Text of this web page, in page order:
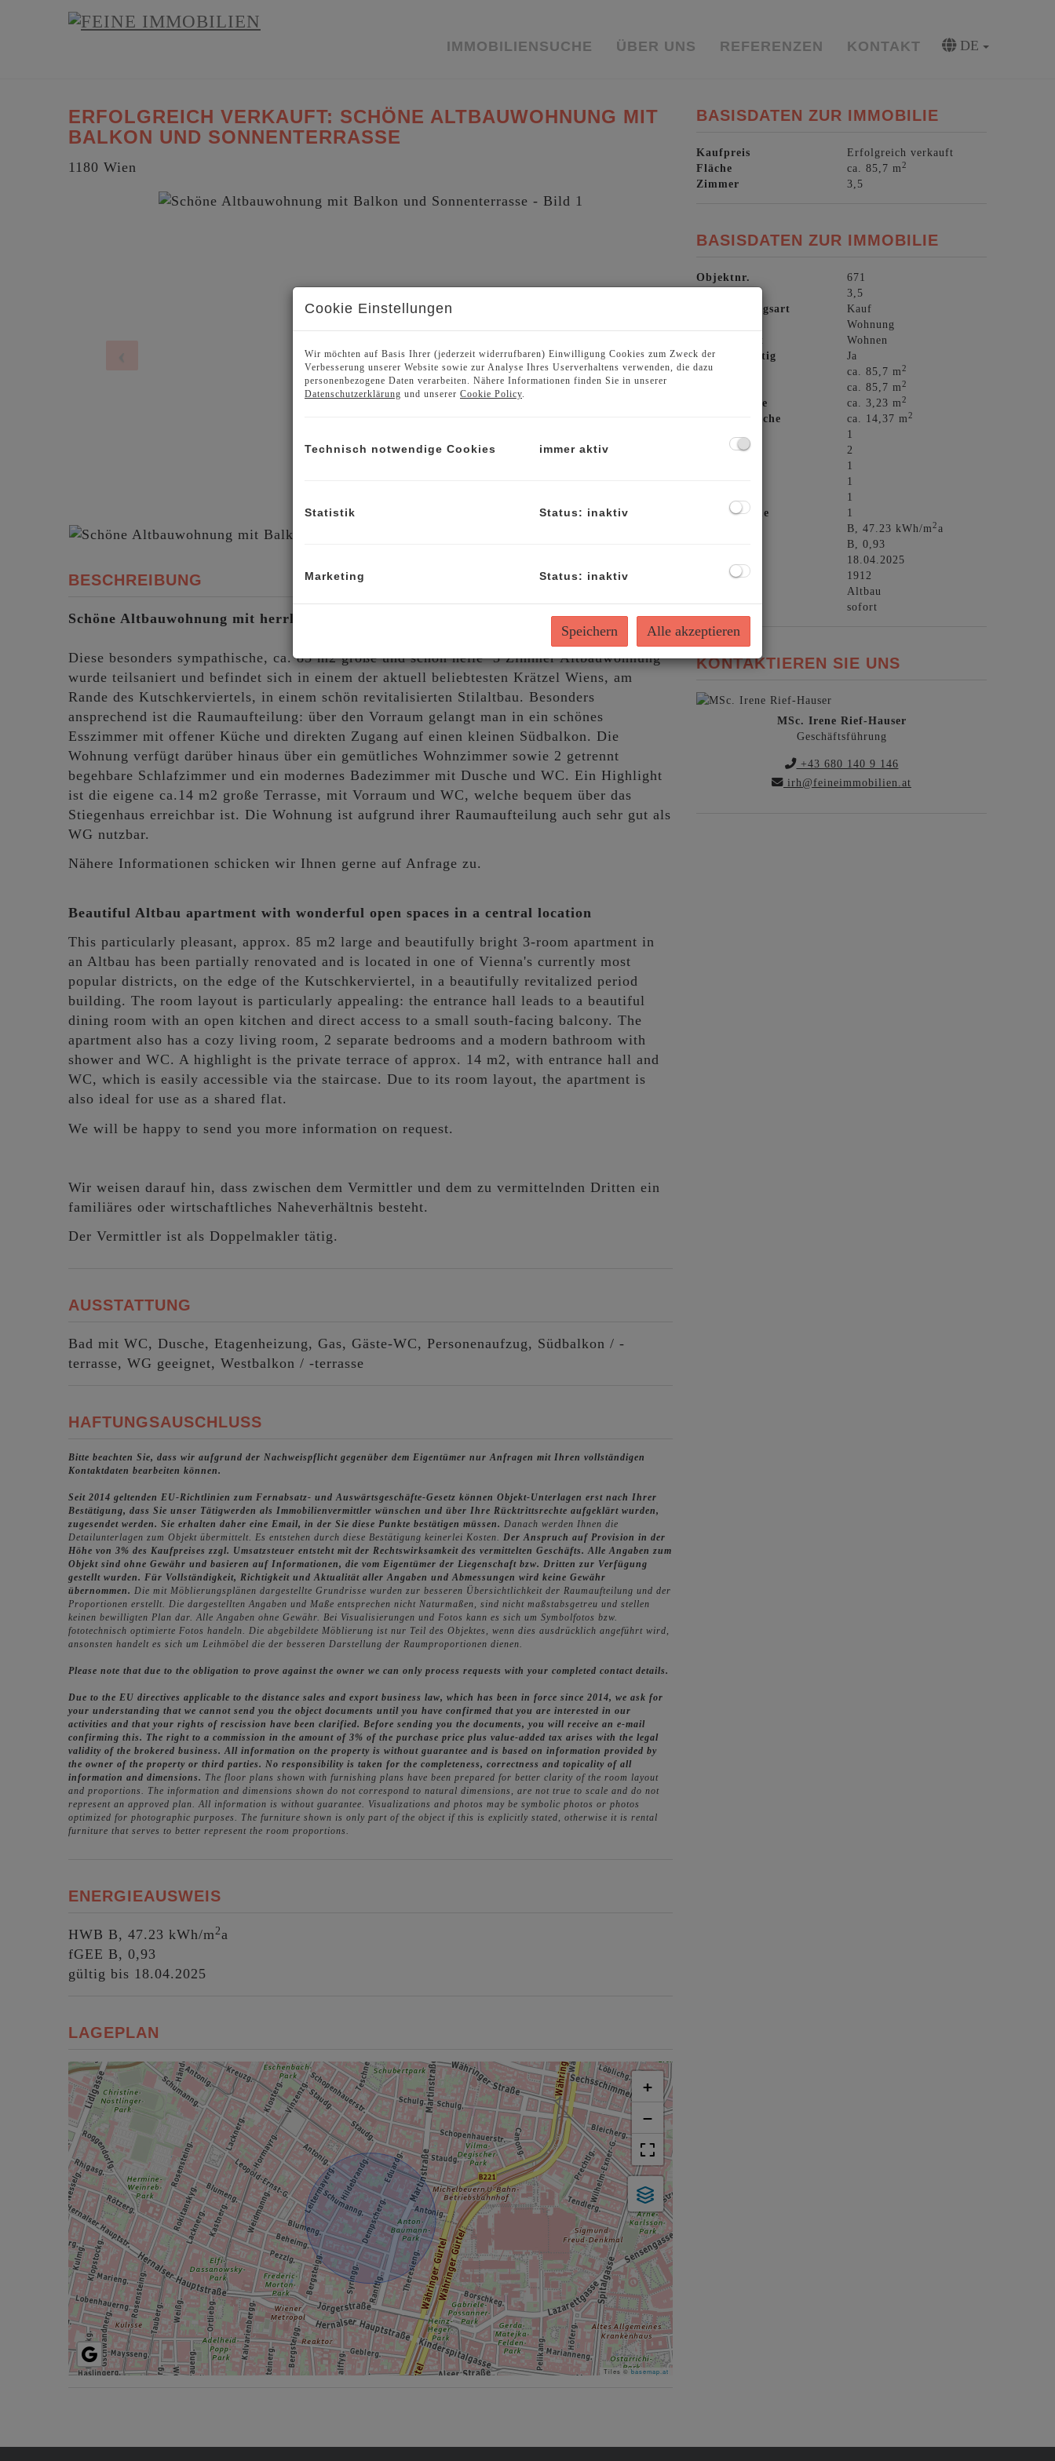
IMMOBILIENSUCHE ÜBER UNS REFERENZEN KONTAKT DE
ERFOLGREICH VERKAUFT: SCHÖNE ALTBAUWOHNUNG MIT
BALKON UND SONNENTERRASSE
1180 Wien
BESCHREIBUNG
Schöne Altbauwohnung mit herrlichen Freiflächen in zentraler Lage
Diese besonders sympathische, ca. 85 m2 große und schön helle 3 Zimmer Altbauwohnung
wurde teilsaniert und befindet sich in einem der aktuell beliebtesten Krätzel Wiens, am
Rande des Kutschkerviertels, in einem schön revitalisierten Stilaltbau. Besonders
ansprechend ist die Raumaufteilung: über den Vorraum gelangt man in ein schönes
Esszimmer mit offener Küche und direkten Zugang auf einen kleinen Südbalkon. Die
Wohnung verfügt darüber hinaus über ein gemütliches Wohnzimmer sowie 2 getrennt
begehbare Schlafzimmer und ein modernes Badezimmer mit Dusche und WC. Ein Highlight
ist die eigene ca.14 m2 große Terrasse, mit Vorraum und WC, welche bequem über das
Stiegenhaus erreichbar ist. Die Wohnung ist aufgrund ihrer Raumaufteilung auch sehr gut als
WG nutzbar.
Nähere Informationen schicken wir Ihnen gerne auf Anfrage zu.
Beautiful Altbau apartment with wonderful open spaces in a central location
This particularly pleasant, approx. 85 m2 large and beautifully bright 3-room apartment in
an Altbau has been partially renovated and is located in one of Vienna's currently most
popular districts, on the edge of the Kutschkerviertel, in a beautifully revitalized period
building. The room layout is particularly appealing: the entrance hall leads to a beautiful
dining room with an open kitchen and direct access to a small south-facing balcony. The
apartment also has a cozy living room, 2 separate bedrooms and a modern bathroom with
shower and WC. A highlight is the private terrace of approx. 14 m2, with entrance hall and
WC, which is easily accessible via the staircase. Due to its room layout, the apartment is
also ideal for use as a shared flat.
We will be happy to send you more information on request.
Wir weisen darauf hin, dass zwischen dem Vermittler und dem zu vermittelnden Dritten ein
familiäres oder wirtschaftliches Naheverhältnis besteht.
Der Vermittler ist als Doppelmakler tätig.
AUSSTATTUNG
Bad mit WC Dusche Etagenheizung Gas Gäste-WC Personenaufzug
Südbalkon / -
terrasse
WG geeignet Westbalkon / -terrasse
HAFTUNGSAUSCHLUSS
Bitte beachten Sie, dass wir aufgrund der Nachweispflicht gegenüber dem Eigentümer nur Anfragen mit Ihren vollständigen
Kontaktdaten bearbeiten können.
Seit 2014 geltenden EU-Richtlinien zum Fernabsatz- und Auswärtsgeschäfte-Gesetz können Objekt-Unterlagen erst nach Ihrer
Bestätigung, dass Sie unser Tätigwerden als Immobilienvermittler wünschen und über Ihre Rücktrittsrechte aufgeklärt wurden,
zugesendet werden. Sie erhalten daher eine Email, in der Sie diese Punkte bestätigen müssen. Danach werden Ihnen die
Detailunterlagen zum Objekt übermittelt. Es entstehen durch diese Bestätigung keinerlei Kosten. Der Anspruch auf Provision in der
Höhe von 3% des Kaufpreises zzgl. Umsatzsteuer entsteht mit der Rechtswirksamkeit des vermittelten Geschäfts.Alle Angaben zum
Objekt sind ohne Gewähr und basieren auf Informationen, die vom Eigentümer der Liegenschaft bzw. Dritten zur Verfügung
gestellt wurden. Für Vollständigkeit, Richtigkeit und Aktualität aller Angaben und Abmessungen wird keine Gewähr
übernommen. Die mit Möblierungsplänen dargestellte Grundrisse wurden zur besseren Übersichtlichkeit der Raumaufteilung und der
Proportionen erstellt. Die dargestellten Angaben und Maße entsprechen nicht Naturmaßen, sind nicht maßstabsgetreu und stellen
keinen bewilligten Plan dar. Alle Angaben ohne Gewähr. Bei Visualisierungen und Fotos kann es sich um Symbolfotos bzw.
fototechnisch optimierte Fotos handeln. Die abgebildete Möblierung ist nur Teil des Objektes, wenn dies ausdrücklich angeführt wird,
ansonsten handelt es sich um Leihmöbel die der besseren Darstellung der Raumproportionen dienen.
Please note that due to the obligation to prove against the owner we can only process requests with your completed contact details.
Due to the EU directives applicable to the distance sales and export business law, which has been in force since 2014, we ask for
your understanding that we cannot send you the object documents until you have confirmed that you are interested in our
activities and that your rights of rescission have been clarified. Before sending you the documents, you will receive an e-mail
confirming this. The right to a commission in the amount of 3% of the purchase price plus value-added tax arises with the legal
validity of the brokered business. All information on the property is without guarantee and is based on information provided by
the owner of the property or third parties. No responsibility is taken for the completeness, correctness and topicality of all
information and dimensions. The floor plans shown with furnishing plans have been prepared for better clarity of the room layout
and proportions. The information and dimensions shown do not correspond to natural dimensions, are not true to scale and do not
represent an approved plan. All information is without guarantee. Visualizations and photos may be symbolic photos or photos
optimized for photographic purposes. The furniture shown is only part of the object if this is explicitly stated, otherwise it is rental
furniture that serves to better represent the room proportions.
ENERGIEAUSWEIS
HWB B, 47.23 kWh/m2a
fGEE B, 0,93
gültig bis 18.04.2025
LAGEPLAN
+
−
Tiles © basemap.at
BASISDATEN ZUR IMMOBILIE
Kaufpreis
Erfolgreich verkauft
Fläche
ca. 85,7 m2
Zimmer 3,5
BASISDATEN ZUR IMMOBILIE
Objektnr.
671
3,5
Vermarktungsart
Kauf
Wohnung
Wohnen
Schlüsselfertig
Ja
Fläche
ca. 85,7 m2
ca. 85,7 m2
Balkonfläche ca. 3,23 m2
Terrassenfläche ca. 14,37 m2
1
2
1
1
1
Abstellräume
1
B, 47.23 kWh/m2a
B, 0,93
18.04.2025
Baujahr
1912
Altbau
Beziehbar
sofort
KONTAKTIEREN SIE UNS
MSc. Irene Rief-Hauser
Geschäftsführung
+43 680 140 9 146
irh@feineimmobilien.at
Cookie Einstellungen
Wir möchten auf Basis Ihrer (jederzeit widerrufbaren) Einwilligung Cookies zum Zweck der
Verbesserung unserer Website sowie zur Analyse Ihres Userverhaltens verwenden, die dazu
personenbezogene Daten verarbeiten. Nähere Informationen finden Sie in unserer
Datenschutzerklärung und unserer Cookie Policy.
Technisch notwendige Cookies immer aktiv
Statistik Status: inaktiv
Marketing Status: inaktiv
Speichern Alle akzeptieren